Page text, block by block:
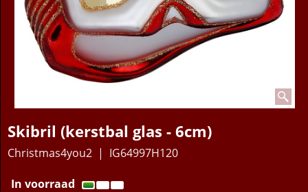
Skibril (kerstbal glas - 6cm)
Christmas4you2 IG64997H120
€11.95